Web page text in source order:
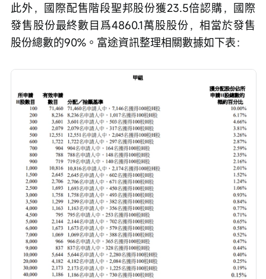
此外，國際配售階段聖邦股份獲23.5倍認購，國際
發售股份最終數目爲4860.1萬股股份，相當於發售
股份總數的90%。富途資訊整理相關數據如下表：